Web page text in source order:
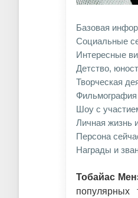
Базовая
Социальные
Интересные
Детство,
Творческая
Фильмография
Шоу с
Личная жизнь
Персона
Награды и
Тобайас
популярных